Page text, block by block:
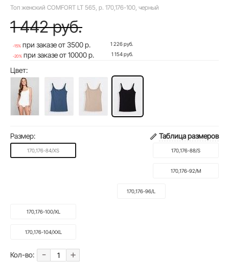
Топ женский COMFORT LT 565, p. 170,176-100, черный
1 442 руб.
-15% при заказе от 3500 р. 1 226 руб.
-20% при заказе от 10000 р. 1 154 руб.
Цвет:
Размер: Таблица размеров
170,176-84/XS 170,176-88/S
170,176-92/M
170,176-96/L
170,176-100/XL
170,176-104/XXL
Кол-во: - +